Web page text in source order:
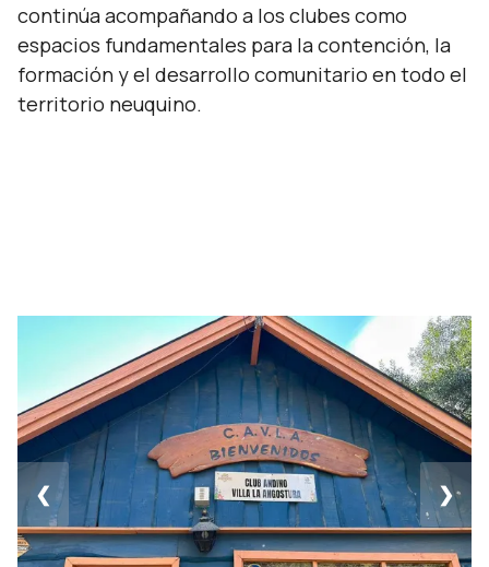
continúa acompañando a los clubes como
espacios fundamentales para la contención, la
formación y el desarrollo comunitario en todo el
territorio neuquino.
❮ ❯